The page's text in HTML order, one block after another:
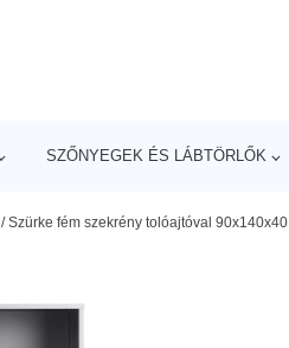
SZŐNYEGEK ÉS LÁBTÖRLŐK
/Szürke fém szekrény tolóajtóval